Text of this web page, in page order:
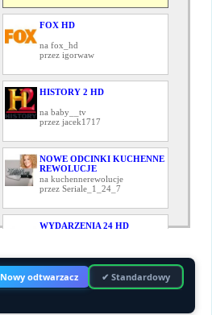
FOX HD
na fox_hd
przez igorwaw
HISTORY 2 HD
na baby__tv
przez jacek1717
NOWE ODCINKI KUCHENNE
REWOLUCJE
na kuchennerewolucje
przez Seriale_1_24_7
WYDARZENIA 24 HD
KINO POLSKA
na kino_polska_tv
Nowy odtwarzacz ✔ Standardowy